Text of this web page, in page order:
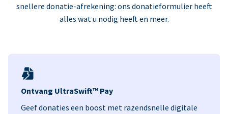
snellere donatie-afrekening: ons donatieformulier heeft
alles wat u nodig heeft en meer.
Ontvang UltraSwift™ Pay
Geef donaties een boost met razendsnelle digitale